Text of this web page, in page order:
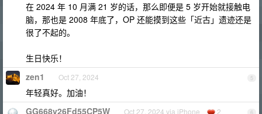
在 2024 年 10 月满 21 岁的话，那么即便是 5 岁开始就接触电
脑，那也是 2008 年底了，OP 还能摸到这些「近古」遗迹还是
很了不起的。
生日快乐！
5
zen1 Oct 27, 2024
年轻真好。加油！
GG668v26Fd55CP5W Oct 27, 2024 via iPhone 2